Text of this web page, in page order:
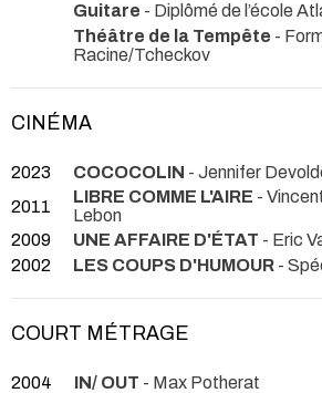
Guitare - Diplômé de l’école
Théâtre de la Tempête -
Racine/Tcheckov
CINÉMA
2023 COCOCOLIN - Jennifer
2011
LIBRE COMME L'AIRE -
Lebon
2009
UNE AFFAIRE D'ÉTAT - Eric
2002
LES COUPS D'HUMOUR -
COURT MÉTRAGE
2004 IN/ OUT - Max Potherat